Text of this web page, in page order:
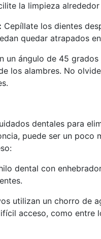
la limpieza
Cepíllate los dientes
quedar atrapados
un ángulo de 45
los alambres. No
dentales para
puede ser un poco
dental con
utilizan un chorro de
acceso, como entre